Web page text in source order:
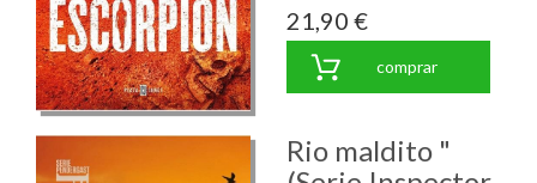
21,90 €
comprar
Rio maldito "